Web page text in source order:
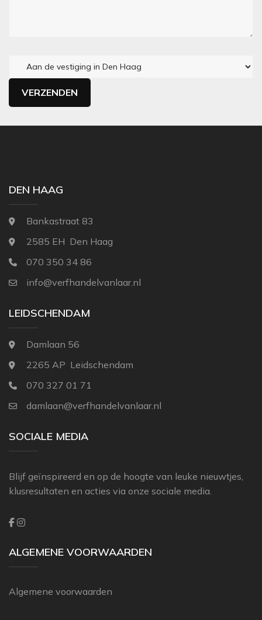
DEN HAAG
Bankastraat 83
2585 EH Den Haag
070 350 34 86
info@verfhandelvanlaar.nl
LEIDSCHENDAM
Damlaan 56
2265 AP Leidschendam
070 327 01 71
damlaan@verfhandelvanlaar.nl
SOCIALE MEDIA
Blijf geïnspireerd en op de hoogte van leuke nieuwtjes,
klusresultaten en acties via onze sociale media.
ALGEMENE VOORWAARDEN
Algemene voorwaarden